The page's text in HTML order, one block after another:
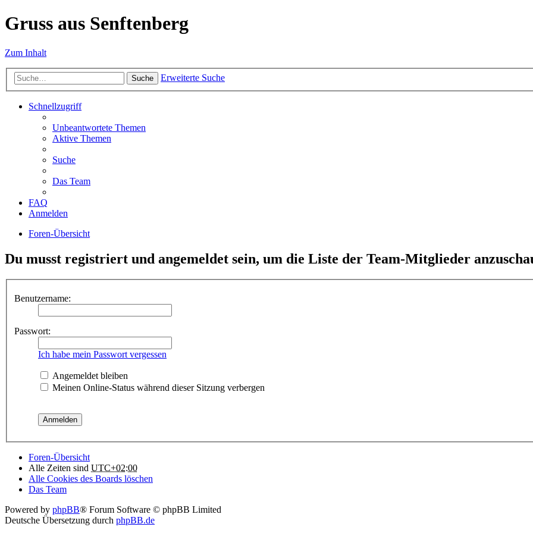
Gruss aus Senftenberg
Zum Inhalt
Suche Erweiterte Suche
Schnellzugriff
Unbeantwortete Themen
Aktive Themen
Suche
Das Team
FAQ
Anmelden
Foren-Übersicht
Du musst registriert und angemeldet sein, um die Liste der Team-Mitglieder
Benutzername:
Passwort:
Ich habe mein Passwort vergessen
Angemeldet bleiben
Meinen Online-Status während dieser Sitzung verbergen
Foren-Übersicht
Alle Zeiten sind UTC+02:00
Alle Cookies des Boards löschen
Das Team
Powered by phpBB® Forum Software © phpBB Limited
Deutsche Übersetzung durch phpBB.de